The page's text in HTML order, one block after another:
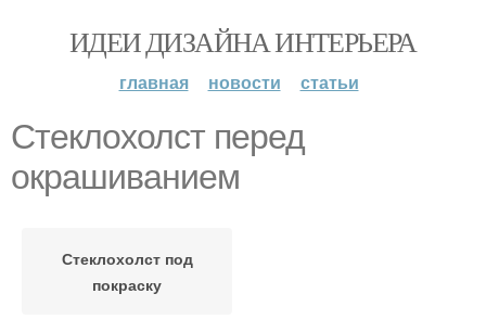
ИДЕИ ДИЗАЙНА ИНТЕРЬЕРА
главная новости статьи
Стеклохолст перед
окрашиванием
Стеклохолст под
покраску